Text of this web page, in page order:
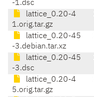
-1.dsc
lattice_0.20-4
1.orig.tar.gz
lattice_0.20-45
-3.debian.tar.xz
lattice_0.20-45
-3.dsc
lattice_0.20-4
5.orig.tar.gz